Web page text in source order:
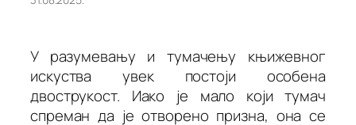
У разумевању и тумачењу књижевног
искуства увек постоји особена
двострукост. Иако је мало који тумач
спреман да је отворено призна, она се